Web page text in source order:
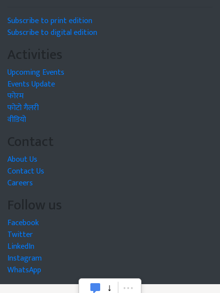
Subscribe to print edition
Subscribe to digital edition
Activities
Upcoming Events
Events Update
फोरम
फोटो गैलरी
वीडियो
Contact
About Us
Contact Us
Careers
Follow us
Facebook
Twitter
LinkedIn
Instagram
WhatsApp